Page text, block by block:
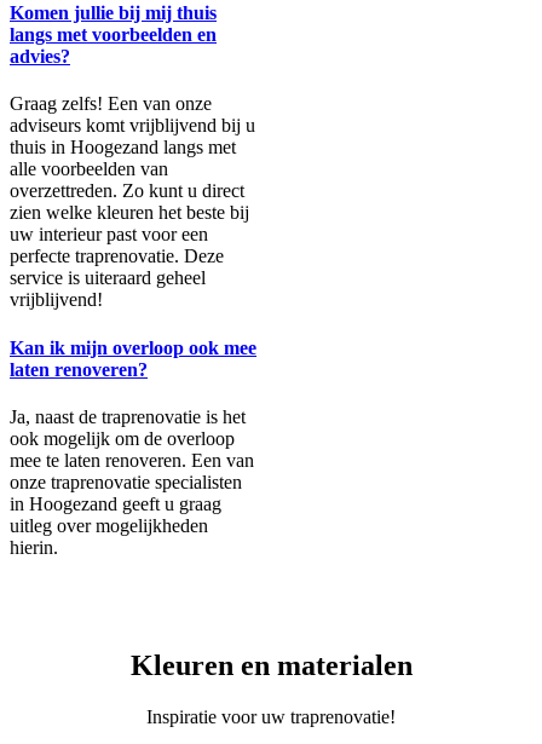
Komen jullie bij mij thuis
langs met voorbeelden en
advies?
Graag zelfs! Een van onze
adviseurs komt vrijblijvend bij u
thuis in Hoogezand langs met
alle voorbeelden van
overzettreden. Zo kunt u direct
zien welke kleuren het beste bij
uw interieur past voor een
perfecte traprenovatie. Deze
service is uiteraard geheel
vrijblijvend!
Kan ik mijn overloop ook mee
laten renoveren?
Ja, naast de traprenovatie is het
ook mogelijk om de overloop
mee te laten renoveren. Een van
onze traprenovatie specialisten
in Hoogezand geeft u graag
uitleg over mogelijkheden
hierin.
Kleuren en materialen
Inspiratie voor uw traprenovatie!